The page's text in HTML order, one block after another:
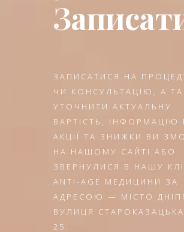
ЗАПИСАТИСЯ НА
ЧИ КОНСУЛЬТАЦІЮ, А
УТОЧНИТИ АКТУАЛЬНУ
ВАРТІСТЬ, ІНФОРМАЦІЮ
АКЦІЇ ТА ЗНИЖКИ ВИ
НА НАШОМУ САЙТІ АБО
ЗВЕРНУЛИСЯ В НАШУ
ANTI-AGE МЕДИЦИНИ ЗА
АДРЕСОЮ — МІСТО
ВУЛИЦЯ
25.